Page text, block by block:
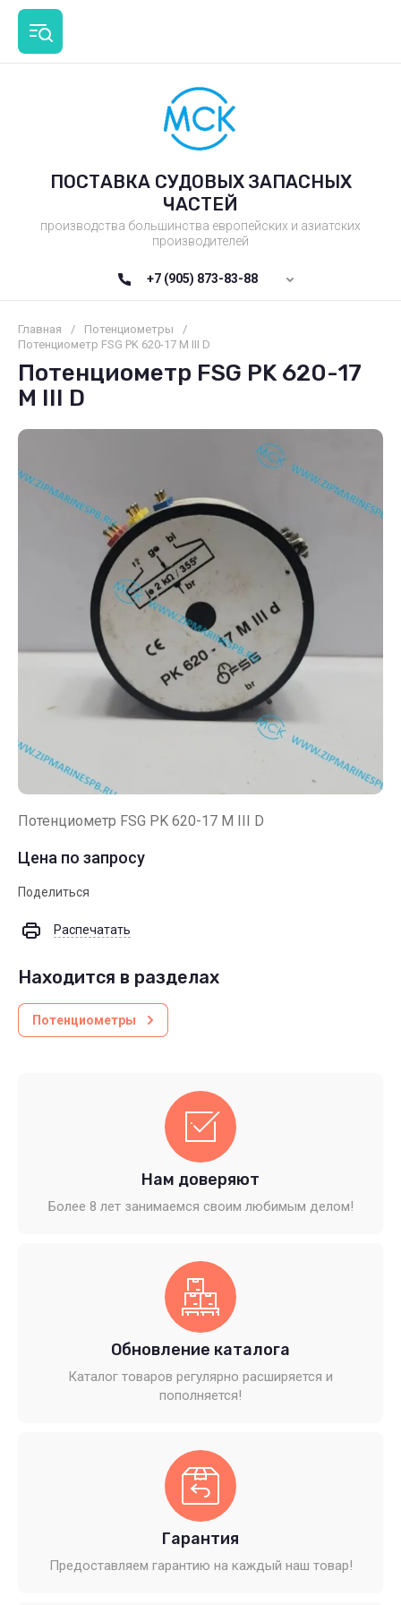
ПОСТАВКА СУДОВЫХ ЗАПАСНЫХ
ЧАСТЕЙ
производства большинства европейских и азиатских
производителей
+7 (905) 873-83-88
Главная / Потенциометры
/
Потенциометр FSG PK 620-17 M III D
Потенциометр FSG PK 620-17
M III D
Потенциометр FSG PK 620-17 M III D
Цена по запросу
Поделиться
Распечатать
Находится в разделах
Потенциометры
Нам доверяют
Более 8 лет занимаемся своим любимым делом!
Обновление каталога
Каталог товаров регулярно расширяется и
пополняется!
Гарантия
Предоставляем гарантию на каждый наш товар!